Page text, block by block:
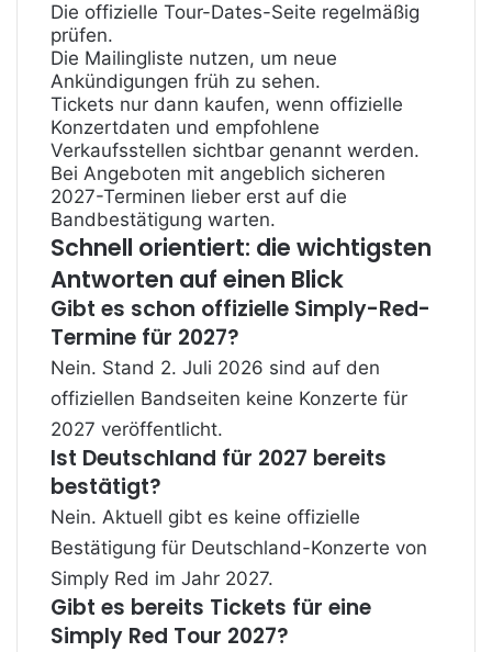
Die offizielle Tour-Dates-Seite regelmäßig
prüfen.
Die Mailingliste nutzen, um neue
Ankündigungen früh zu sehen.
Tickets nur dann kaufen, wenn offizielle
Konzertdaten und empfohlene
Verkaufsstellen sichtbar genannt werden.
Bei Angeboten mit angeblich sicheren
2027-Terminen lieber erst auf die
Bandbestätigung warten.
Schnell orientiert: die wichtigsten
Antworten auf einen Blick
Gibt es schon offizielle Simply-Red-
Termine für 2027?
Nein. Stand 2. Juli 2026 sind auf den
offiziellen Bandseiten keine Konzerte für
2027 veröffentlicht.
Ist Deutschland für 2027 bereits
bestätigt?
Nein. Aktuell gibt es keine offizielle
Bestätigung für Deutschland-Konzerte von
Simply Red im Jahr 2027.
Gibt es bereits Tickets für eine
Simply Red Tour 2027?